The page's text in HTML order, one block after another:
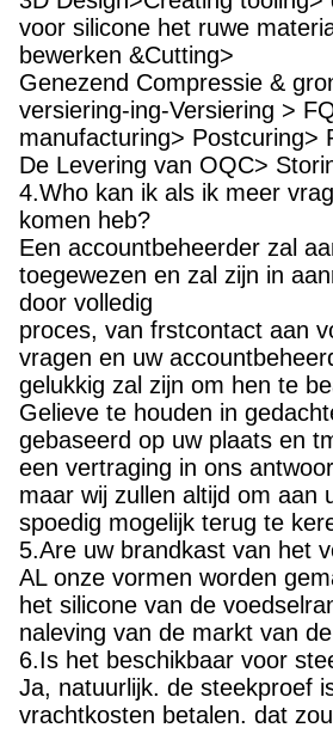
3D Design>Creating
voor silicone het ruwe
bewerken &Cutting>
Genezend Compressie &
versiering-ing-Versiering >
manufacturing> Postcuring>
De Levering van OQC>
4.Who kan ik als ik meer
komen heb?
Een accountbeheerder zal
toegewezen en zal zijn in
door volledig
proces, van frstcontact aan
vragen en uw
gelukkig zal zijn om hen te
Gelieve te houden in
gebaseerd op uw plaats en
een vertraging in ons
maar wij zullen altijd om aan
spoedig mogelijk terug te
5.Are uw brandkast van het
AL onze vormen worden
het silicone van de
naleving van de markt van
6.Is het beschikbaar voor
Ja, natuurlijk. de steekproef
vrachtkosten betalen. dat